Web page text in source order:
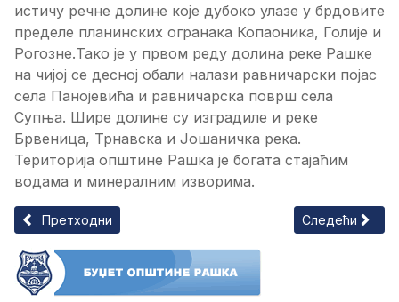
истичу речне долине које дубоко улазе у брдовите
пределе планинских огранака Копаоника, Голије и
Рогозне.Тако је у првом реду долина реке Рашке
на чијој се десној обали налази равничарски појас
села Панојевића и равничарска површ села
Супња. Шире долине су изградиле и реке
Брвеница, Трнавска и Јошаничка река.
Територија општине Рашка је богата стајаћим
водама и минералним изворима.
Претходни чланак: Планине
Претходни Следећи
Следећи